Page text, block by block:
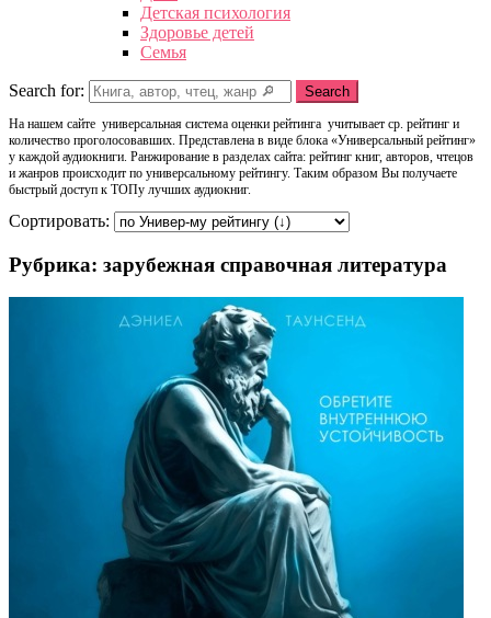
Детская психология
Здоровье детей
Семья
Search for: Search
На нашем сайте универсальная система оценки рейтинга учитывает ср. рейтинг и
количество проголосовавших. Представлена в виде блока «Универсальный рейтинг»
у каждой аудиокниги. Ранжирование в разделах сайта: рейтинг книг, авторов, чтецов
и жанров происходит по универсальному рейтингу. Таким образом Вы получаете
быстрый доступ к ТОПу лучших аудиокниг.
Сортировать:
Рубрика: зарубежная справочная литература